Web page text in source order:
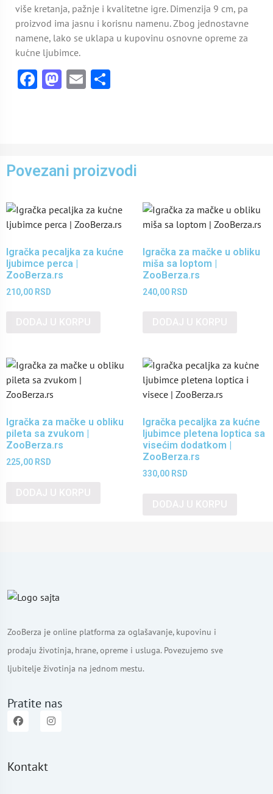
više kretanja, pažnje i kvalitetne igre. Dimenzija 9 cm, pa
proizvod ima jasnu i korisnu namenu. Zbog jednostavne
namene, lako se uklapa u kupovinu osnovne opreme za
kućne ljubimce.
Facebook
Mastodon
Email
Povezani proizvodi
Igračka pecaljka za kućne
ljubimce perca |
ZooBerza.rs
210,00 RSD
Igračka za mačke u obliku
miša sa loptom |
ZooBerza.rs
240,00 RSD
Igračka za mačke u obliku
pileta sa zvukom |
ZooBerza.rs
225,00 RSD
Igračka pecaljka za kućne
ljubimce pletena loptica sa
visećim dodatkom |
ZooBerza.rs
330,00 RSD
ZooBerza je online platforma za oglašavanje, kupovinu i
prodaju životinja, hrane, opreme i usluga. Povezujemo sve
ljubitelje životinja na jednom mestu.
Pratite nas
Kontakt